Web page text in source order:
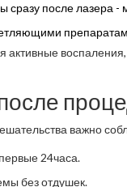
после лазера -
активные
важно
24часа.
без отдушек.